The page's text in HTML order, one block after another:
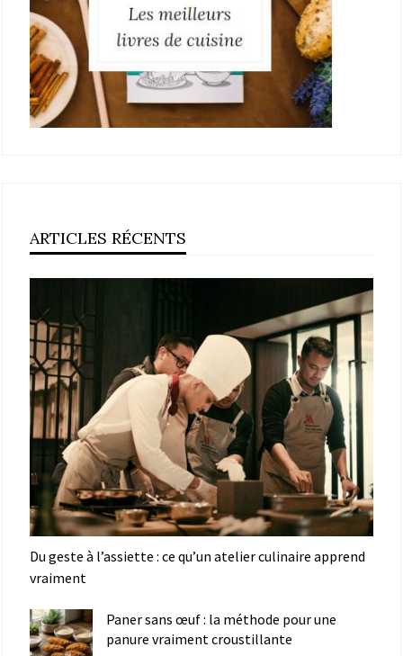
ARTICLES RÉCENTS
Du geste à l’assiette : ce qu’un atelier culinaire apprend
vraiment
Paner sans œuf : la méthode pour une
panure vraiment croustillante